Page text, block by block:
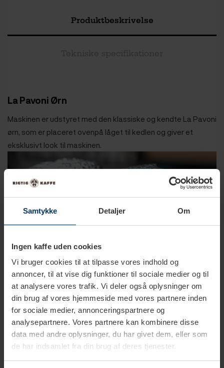
Samtykke Detaljer Om
Ingen kaffe uden cookies
Vi bruger cookies til at tilpasse vores indhold og
annoncer, til at vise dig funktioner til sociale medier og til
at analysere vores trafik. Vi deler også oplysninger om
din brug af vores hjemmeside med vores partnere inden
for sociale medier, annonceringspartnere og
analysepartnere. Vores partnere kan kombinere disse
data med andre oplysninger, du har givet dem, eller som
de har indsamlet fra din brug af deres tjenester.
Produktbeskrivelse
Tekniske specifikationer
La Pavoni Ørn
Maskinen er udstyret med den klassiske og kendte La Pavoni
ørn, som er placeret ovenpå låget til kedlen og giver et
eksklusivt look til maskinen.